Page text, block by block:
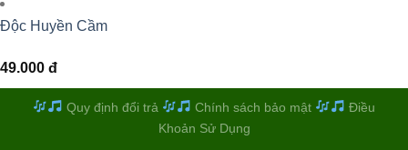
Độc Huyền Cầm
49.000 đ
Quy định đổi trả Chính sách bảo mật
Điều
Khoản Sử Dụng